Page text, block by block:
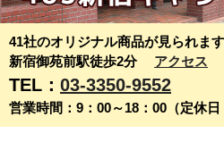
41社のオリジナル商品が見られます
新宿御苑前駅徒歩2分 アクセス
TEL： 03-3350-9552
営業時間：9：00～18：00（定休日